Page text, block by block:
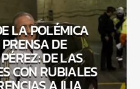
LA POLÉMICA
DE
DE LAS
CON RUBIALES